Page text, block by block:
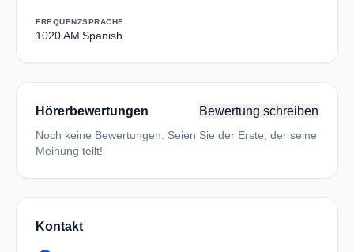
FREQUENZ
1020 AM
SPRACHE
Spanish
Hörerbewertungen Bewertung schreiben
Noch keine Bewertungen. Seien Sie der Erste, der seine
Meinung teilt!
Kontakt